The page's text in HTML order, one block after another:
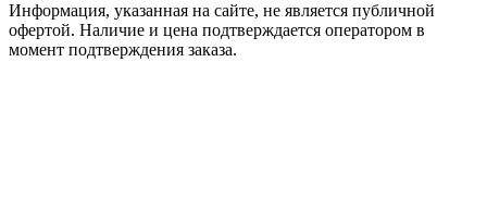
Информация, указанная на сайте, не является публичной
офертой. Наличие и цена подтверждается оператором в
момент подтверждения заказа.